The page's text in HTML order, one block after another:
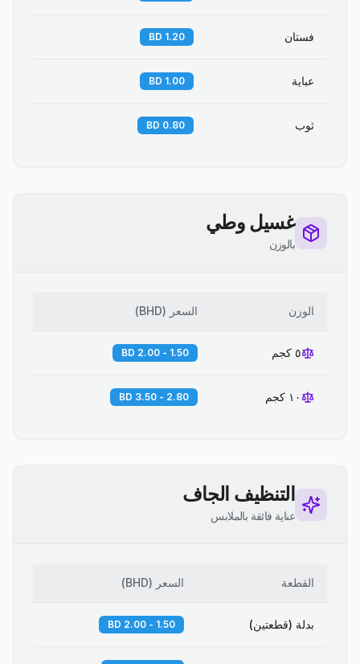
فستان 1.20 BD
عباية 1.00 BD
ثوب 0.80 BD
غسيل وطي
بالوزن
الوزن السعر (
BHD
)
٥ كجم 1.50 - 2.00 BD
١٠ كجم 2.80 - 3.50 BD
التنظيف الجاف
عناية فائقة بالملابس
القطعة السعر (
BHD
)
بدلة (قطعتين) 1.50 - 2.00 BD